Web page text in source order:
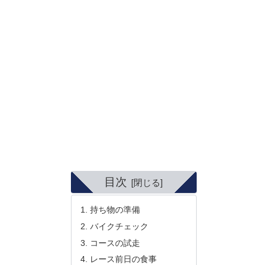
目次
持ち物の準備
バイクチェック
コースの試走
レース前日の食事